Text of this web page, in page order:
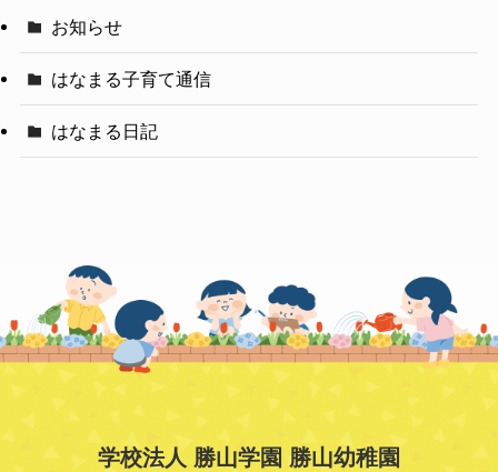
お知らせ
はなまる子育て通信
はなまる日記
学校法人 勝山学園 勝山幼稚園